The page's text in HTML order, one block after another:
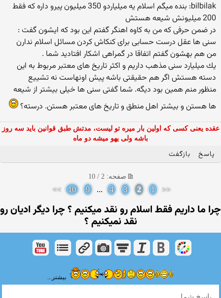
bilbilak: بنده میگم اسلام یه میلیاردو 350 میلیون پیرو داره كه فقط
200 میلیونش شیعه هستش
در ضمن حرفی كه من به كاوه اهنگر گفتم این بود كه ایشون گفت :
سنی ها عقل درست حسابی برای كنكاش كردن مسائل اسلام ندارن
من هم بهشون گفتم اتفاقا در گمراهی اشكار افتادید شما .
یك میلیارد سنی مذهب داریم و اكثر تاریخ های معتبر مربوط به این
دسته هستش اگر هم حقیقتی باشه پیش اونهاست نه تشییع
منظور منم همین بود دیگه. شما گفتی سنی ها خیلی بیشتر از شیعه
ها هستن و بیشتر اهل منطق و تاریخ های معتبر هستن. درسته؟
عقده یعنی کسی که اولین بار میره تو لیست، مدتش طبق قوانین باید سه روز
باشه ولی یهو میشه دو ماه
پاسخ بازگفت
صفحه: 2 / 10
<<
1
2
3
4
...
9
10
>>
چرا ما داریم فقط اسلام رو نقد میكنیم ؟ چرا دیگر ادیان رو
نقد نمیكنیم ؟
بیشتر...